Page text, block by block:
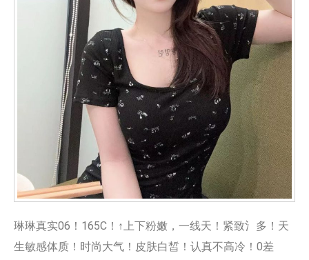
琳琳真实06！165C！↑上下粉嫩，一线天！紧致氵多！天
生敏感体质！时尚大气！皮肤白皙！认真不高冷！0差